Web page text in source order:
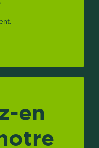
en